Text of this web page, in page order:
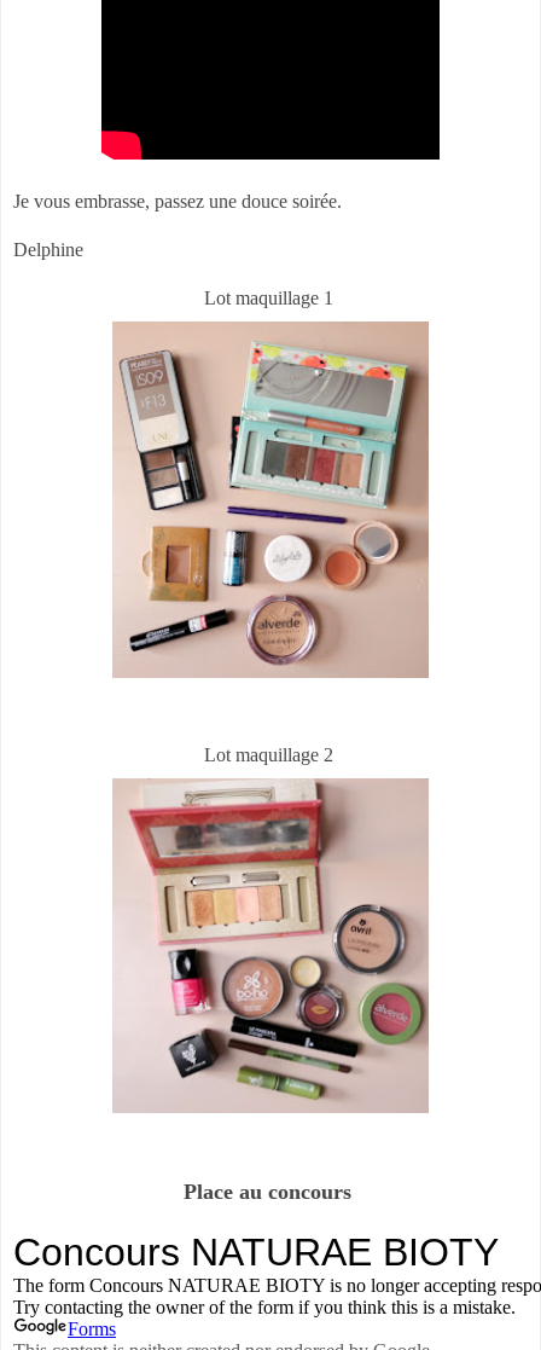
Je vous embrasse, passez une douce soirée.
Delphine
Lot maquillage 1
Lot maquillage 2
Place au concours